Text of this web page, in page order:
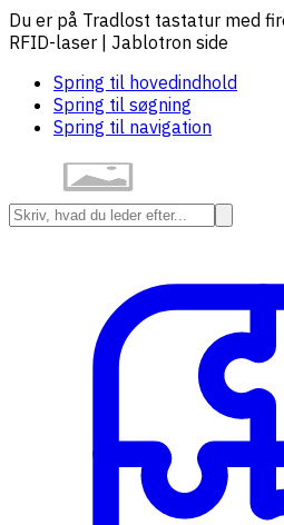
Du er på Tradlost tastatur med
RFID-laser | Jablotron side
Spring til hovedindhold
Spring til søgning
Spring til navigation